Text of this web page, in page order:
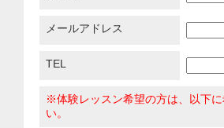
メールアドレス
TEL
※体験レッスン希望の方は、以下
い。